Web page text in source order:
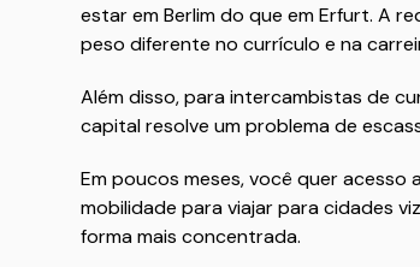
estar em Berlim do que em Erfurt. A
peso diferente no currículo e na
Além disso, para intercambistas de
capital resolve um problema de
Em poucos meses, você quer acesso
mobilidade para viajar para cidades
forma mais concentrada.